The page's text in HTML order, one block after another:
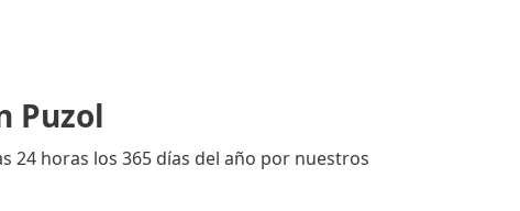
Puzol
24 horas los 365 días del año por nuestros